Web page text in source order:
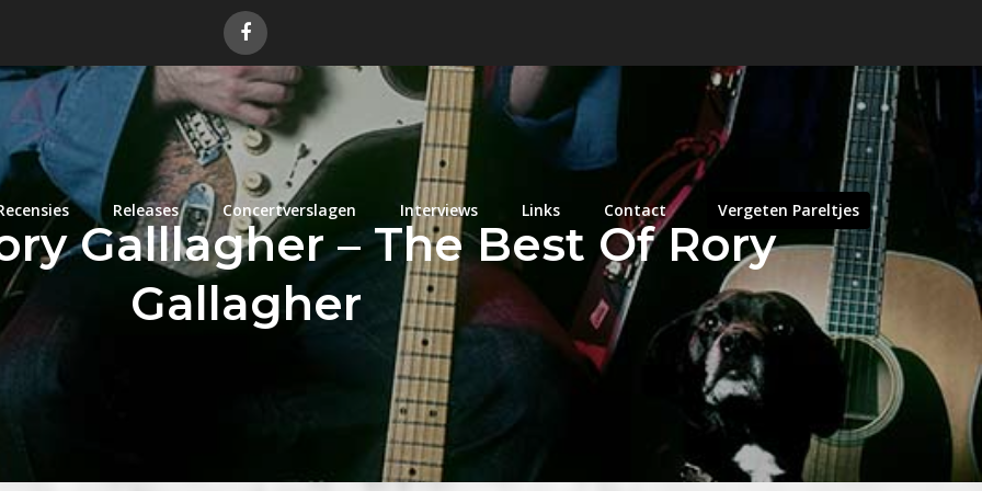
Releases Concertverslagen Interviews Links Contact Vergeten Pareltjes
Galllagher – The Best Of Rory
Gallagher